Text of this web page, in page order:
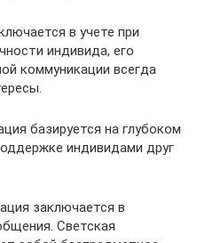
в учете при
индивида, его
коммуникации всегда
базируется на глубоком
индивидами друг
заключается в
Светская